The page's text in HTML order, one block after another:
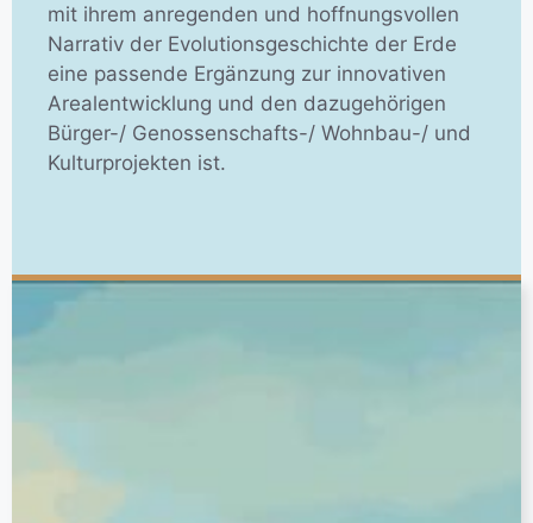
mit ihrem anregenden und hoffnungsvollen
Narrativ der Evolutionsgeschichte der Erde
eine passende Ergänzung zur innovativen
Arealentwicklung und den dazugehörigen
Bürger-/ Genossenschafts-/ Wohnbau-/ und
Kulturprojekten ist.